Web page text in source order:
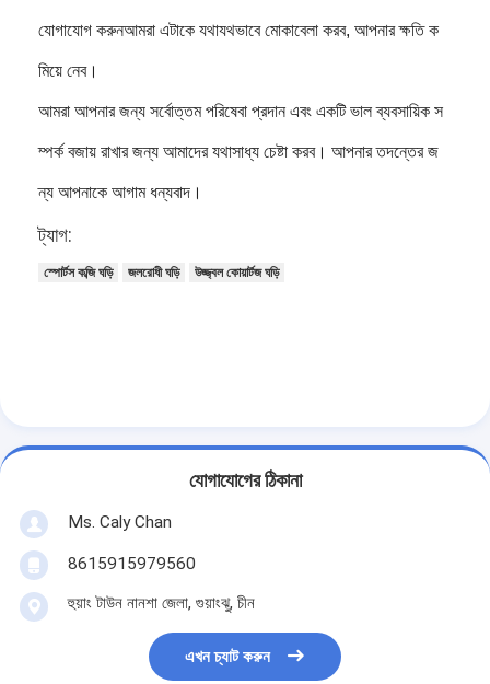
যোগাযোগ করুনআমরা এটাকে যথাযথভাবে মোকাবেলা করব, আপনার ক্ষতি ক
মিয়ে নেব।
আমরা আপনার জন্য সর্বোত্তম পরিষেবা প্রদান এবং একটি ভাল ব্যবসায়িক স
ম্পর্ক বজায় রাখার জন্য আমাদের যথাসাধ্য চেষ্টা করব। আপনার তদন্তের জ
ন্য আপনাকে আগাম ধন্যবাদ।
ট্যাগ:
স্পোর্টস কব্জি ঘড়ি জলরোধী ঘড়ি উজ্জ্বল কোয়ার্টজ ঘড়ি
যোগাযোগের ঠিকানা
Ms. Caly Chan
8615915979560
হুয়াং টাউন নানশা জেলা, গুয়াংঝু, চীন
এখন চ্যাট করুন